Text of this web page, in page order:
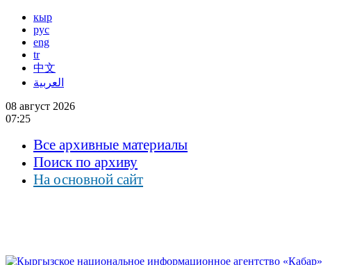
кыр
рус
eng
tr
中文
العربية
08 август 2026
07:25
Все архивные материалы
Поиск по архиву
На основной сайт